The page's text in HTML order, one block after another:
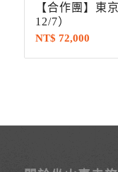
【合作團】東
12/7）
NT$ 72,000